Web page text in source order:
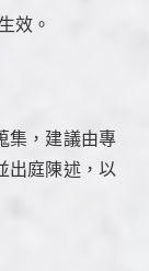
效。
集，建議由專
出庭陳述，以